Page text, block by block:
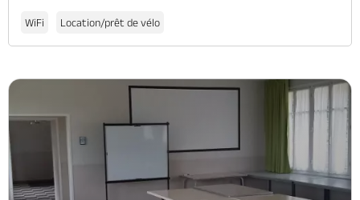
WiFi Location/prêt de vélo